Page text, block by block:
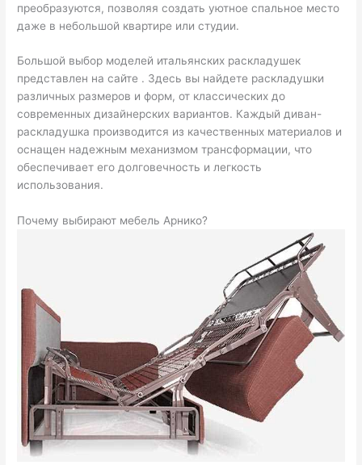
преобразуются, позволяя создать уютное спальное место
даже в небольшой квартире или студии.
Большой выбор моделей итальянских раскладушек
представлен на сайте . Здесь вы найдете раскладушки
различных размеров и форм, от классических до
современных дизайнерских вариантов. Каждый диван-
раскладушка производится из качественных материалов и
оснащен надежным механизмом трансформации, что
обеспечивает его долговечность и легкость
использования.
Почему выбирают мебель Арнико?